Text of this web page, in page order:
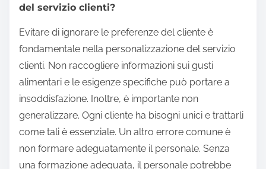
del servizio clienti?
Evitare di ignorare le preferenze del cliente è
fondamentale nella personalizzazione del servizio
clienti. Non raccogliere informazioni sui gusti
alimentari e le esigenze specifiche può portare a
insoddisfazione. Inoltre, è importante non
generalizzare. Ogni cliente ha bisogni unici e trattarli
come tali è essenziale. Un altro errore comune è
non formare adeguatamente il personale. Senza
una formazione adeguata, il personale potrebbe